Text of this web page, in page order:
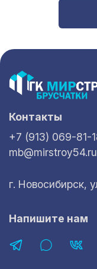
Контакты
+7 (913) 069-81-
mb@mirstroy54.ru
г. Новосибирск,
Напишите нам